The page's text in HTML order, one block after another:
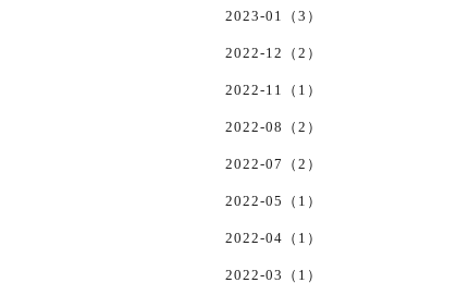
2023-01（3）
2022-12（2）
2022-11（1）
2022-08（2）
2022-07（2）
2022-05（1）
2022-04（1）
2022-03（1）